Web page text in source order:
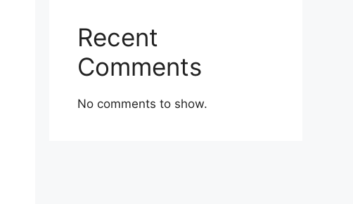
Recent
Comments
No comments to show.